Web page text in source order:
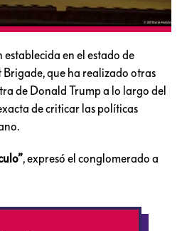
en el estado de
Brigade, que ha realizado otras
de Donald Trump a lo largo del
de criticar las políticas
, expresó el conglomerado a